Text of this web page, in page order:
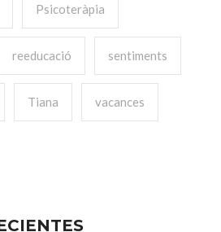
Psicoteràpia
reeducació sentiments
Tiana vacances